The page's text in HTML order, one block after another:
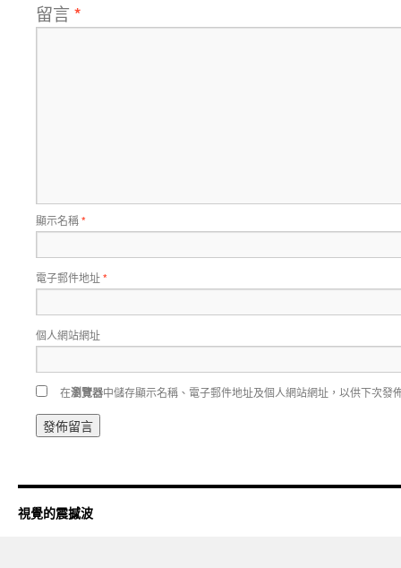
留言 *
顯示名稱*
電子郵件地址*
個人網站網址
在瀏覽器中儲存顯示名稱、電子郵件地址及個人網站網址，以供下次發
視覺的震撼波